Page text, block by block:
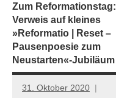
Zum Reformationstag:
Verweis auf kleines
»Reformatio | Reset –
Pausenpoesie zum
Neustarten«-Jubiläum
31. Oktober 2020